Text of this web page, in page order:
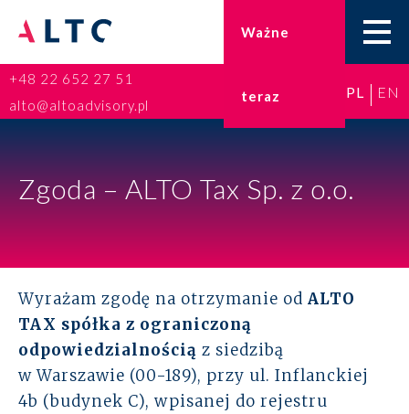
Ważne
teraz
Doradztwo podatkowe
Księgowość
Kadry i płace
ESG
Broker ubezpieczeniowy
Prawo karne dla biznesu
+48 22 652 27 51
alto@altoadvisory.pl
PL EN
Zgoda – ALTO Tax Sp. z o.o.
Wyrażam zgodę na otrzymanie od ALTO
TAX spółka z ograniczoną
odpowiedzialnością z siedzibą
w Warszawie (00-189), przy ul. Inflanckiej
4b (budynek C), wpisanej do rejestru